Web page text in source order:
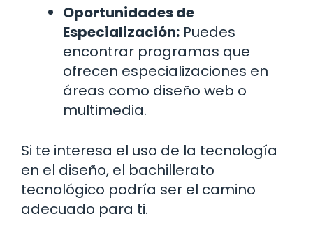
Oportunidades de
Especialización: Puedes
encontrar programas que
ofrecen especializaciones en
áreas como diseño web o
multimedia.
Si te interesa el uso de la tecnología
en el diseño, el bachillerato
tecnológico podría ser el camino
adecuado para ti.